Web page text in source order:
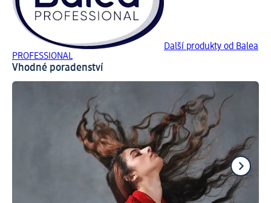
Další produkty od Balea
PROFESSIONAL
Vhodné poradenství